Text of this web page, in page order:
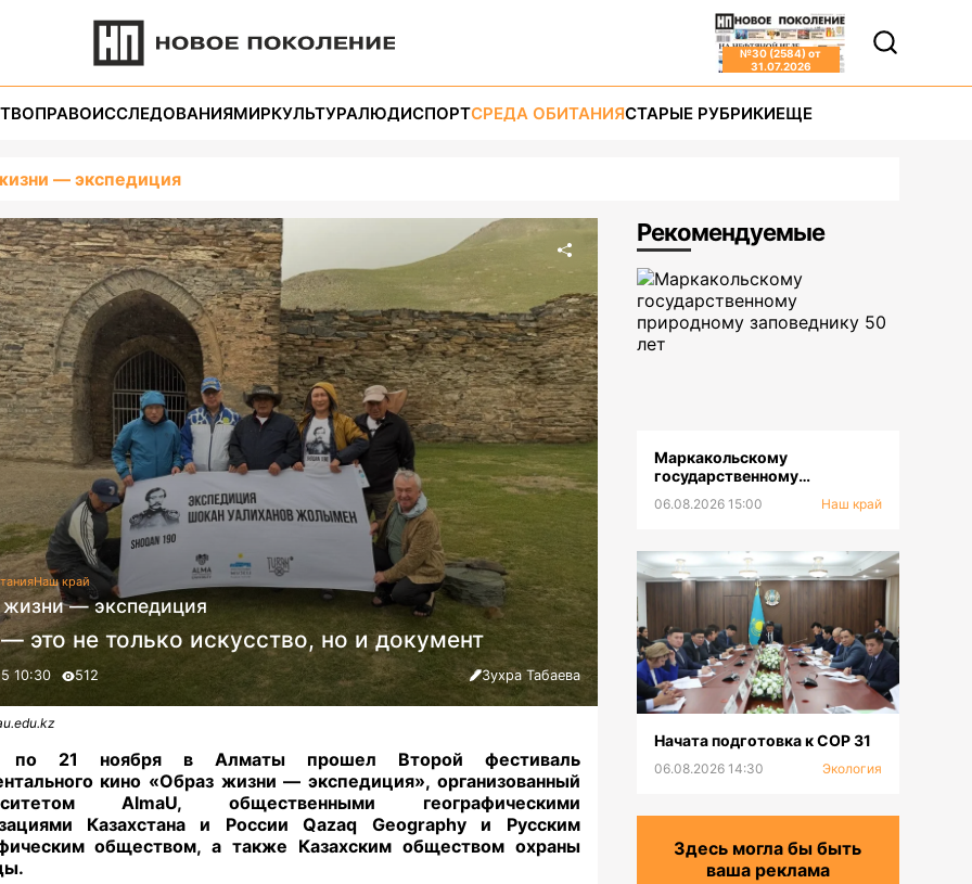
№30 (2584) от
31.07.2026
ПРАВОИССЛЕДОВАНИЯМИРКУЛЬТУРАЛЮДИСПОРТСРЕДА ОБИТАНИЯСТАРЫЕ РУБРИКИЕЩЕ
— экспедиция
Наш край
— экспедиция
это не только искусство, но и документ
10:30 512 Зухра Табаева
21 ноября в Алматы прошел Второй фестиваль
кино «Образ жизни — экспедиция», организованный
AlmaU, общественными географическими
Казахстана и России Qazaq Geography и Русским
обществом, а также Казахским обществом охраны
Рекомендуемые
Маркакольскому
государственному
лет
06.08.2026 15:00 Наш край
Начата подготовка к СОР 31
06.08.2026 14:30 Экология
Здесь могла бы быть
ваша реклама